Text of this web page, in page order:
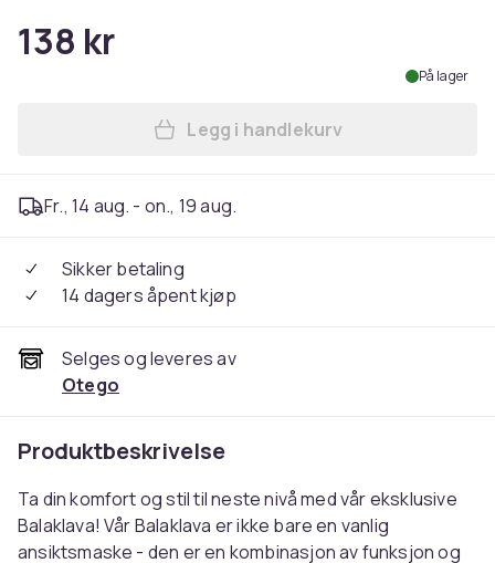
138 kr
På lager
Legg Motorsykkelhette -
Legg i handlekurv
Fr., 14 aug. - on., 19 aug.
Sikker betaling
14 dagers åpent kjøp
Selges og leveres av
Otego
Produktbeskrivelse
Ta din komfort og stil til neste nivå med vår eksklusive
Balaklava! Vår Balaklava er ikke bare en vanlig
ansiktsmaske - den er en kombinasjon av funksjon og